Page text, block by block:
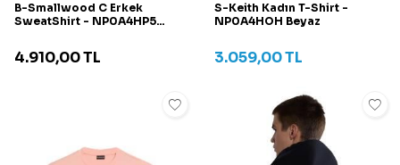
B-Smallwood C Erkek
SweatShirt - NP0A4HP5
4.910,00TL
S-Keith Kadın T-Shirt -
NP0A4HOH Beyaz
3.059,00TL